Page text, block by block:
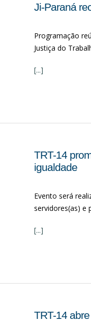
Ji-Paraná
Programação
Justiça do
[...]
TRT-14
igualdade
Evento será
servidores(as) e
[...]
TRT-14